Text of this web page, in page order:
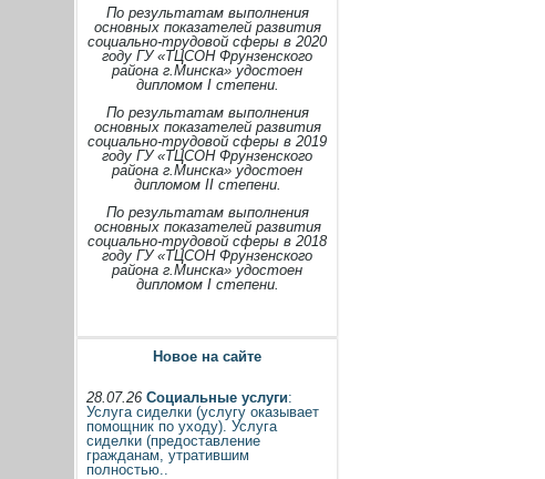
По результатам выполнения
основных показателей развития
социально-трудовой сферы в 2020
году ГУ «ТЦСОН Фрунзенского
района г.Минска» удостоен
дипломом I степени.
По результатам выполнения
основных показателей развития
социально-трудовой сферы в 2019
году ГУ «ТЦСОН Фрунзенского
района г.Минска» удостоен
дипломом II степени.
По результатам выполнения
основных показателей развития
социально-трудовой сферы в 2018
году ГУ «ТЦСОН Фрунзенского
района г.Минска» удостоен
дипломом I степени.
Новое на сайте
28.07.26 Социальные услуги:
Услуга сиделки (услугу оказывает
помощник по уходу). Услуга
сиделки (предоставление
гражданам, утратившим
полностью..